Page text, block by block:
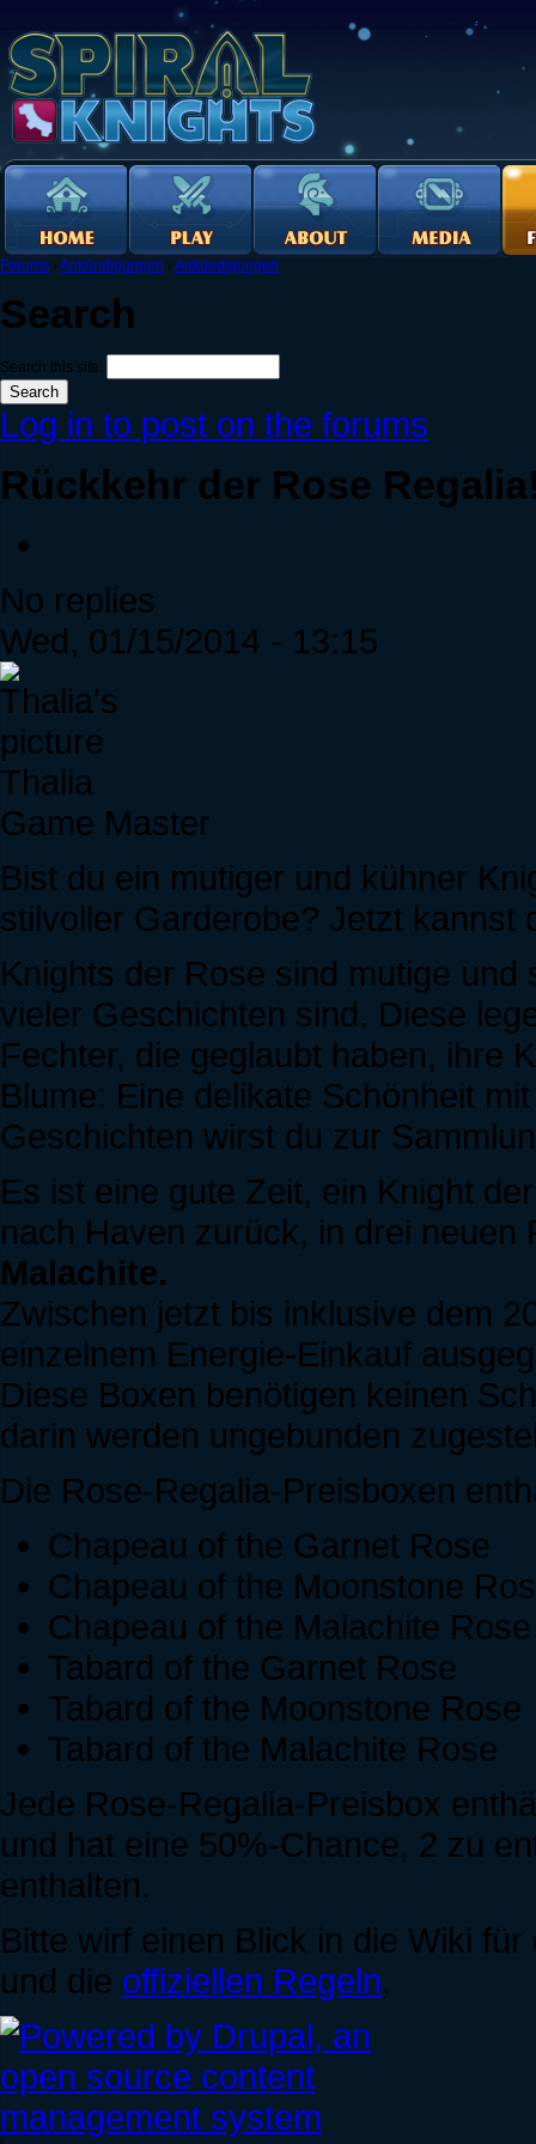
Forums › Ankündigungen › Ankündigungen
Search
Search this site:
Log in to post on the forums
Rückkehr der Rose
No replies
Wed, 01/15/2014 - 13:15
Thalia
Game Master
Bist du ein mutiger und kühner
stilvoller Garderobe? Jetzt kannst
Knights der Rose sind mutige
vieler Geschichten sind. Diese
Fechter, die geglaubt haben, ihre
Blume: Eine delikate Schönheit
Geschichten wirst du zur
Es ist eine gute Zeit, ein Knight
nach Haven zurück, in drei neuen
Malachite.
Zwischen jetzt bis inklusive dem
einzelnem Energie-Einkauf
Diese Boxen benötigen keinen
darin werden ungebunden
Die Rose-Regalia-Preisboxen
Chapeau of the Garnet Rose
Chapeau of the Moonstone
Chapeau of the Malachite Rose
Tabard of the Garnet Rose
Tabard of the Moonstone Rose
Tabard of the Malachite Rose
Jede Rose-Regalia-Preisbox
und hat eine 50%-Chance, 2 zu
enthalten.
Bitte wirf einen Blick in die Wiki
und die offiziellen Regeln.